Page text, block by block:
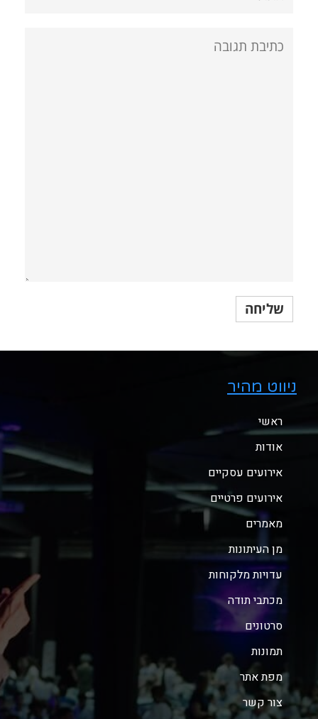
ניווט מהיר
ראשי
אודות
אירועים עסקיים
אירועים פרטיים
מאמרים
מן העיתונות
עדויות מלקוחות
מכתבי תודה
סרטונים
תמונות
מפת אתר
צור קשר